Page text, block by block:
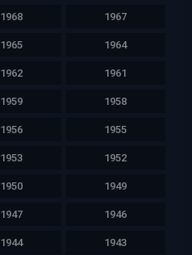
1968 1967
1965 1964
1962 1961
1959 1958
1956 1955
1953 1952
1950 1949
1947 1946
1944 1943